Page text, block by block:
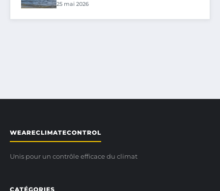
25 mai 2026
WEARECLIMATECONTROL
Unis pour un contrôle efficace du climat
CATÉGORIES